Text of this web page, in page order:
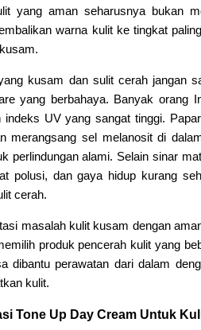
yang aman seharusnya bukan
warna kulit ke tingkat
kusam dan sulit cerah jangan
yang berbahaya. Banyak orang
indeks UV yang sangat tinggi.
merangsang sel melanosit di
perlindungan alami. Selain sinar
polusi, dan gaya hidup kurang
cerah.
masalah kulit kusam dengan
produk pencerah kulit yang
dibantu perawatan dari dalam
kulit.
Tone Up Day Cream Untuk